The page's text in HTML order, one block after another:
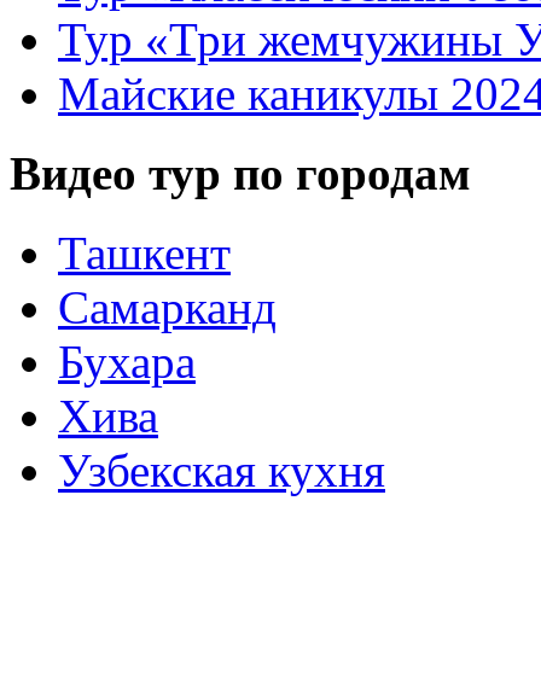
Тур «Три жемчужины
Майские каникулы
Видео тур по городам
Ташкент
Самарканд
Бухара
Хива
Узбекская кухня